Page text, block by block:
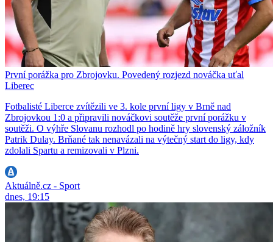
První porážka pro Zbrojovku. Povedený rozjezd nováčka uťal
Liberec
Fotbalisté Liberce zvítězili ve 3. kole první ligy v Brně nad
Zbrojovkou 1:0 a připravili nováčkovi soutěže první porážku v
soutěži. O výhře Slovanu rozhodl po hodině hry slovenský záložník
Patrik Dulay. Brňané tak nenavázali na výtečný start do ligy, kdy
zdolali Spartu a remizovali v Plzni.
Aktuálně.cz - Sport
dnes, 19:15